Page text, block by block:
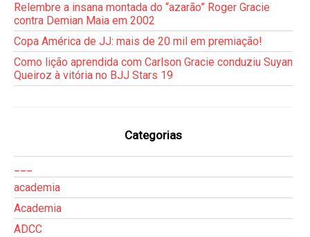
Relembre a insana montada do “azarão” Roger Gracie
contra Demian Maia em 2002
Copa América de JJ: mais de 20 mil em premiação!
Como lição aprendida com Carlson Gracie conduziu Suyan
Queiroz à vitória no BJJ Stars 19
Categorias
academia
Academia
ADCC